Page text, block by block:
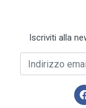
Iscriviti alla
Indirizzo email